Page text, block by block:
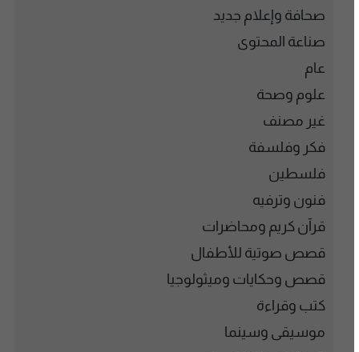
صحافة وإعلام جديد
صناعة المحتوى
عام
علوم وصحة
غير مصنف
فكر وفلسفة
فلسطين
فنون وترفيه
قرآن كريم ومحاضرات
قصص صوتية للأطفال
قصص وحكايات وميثولوجيا
كتب وقراءة
موسيقى وسينما